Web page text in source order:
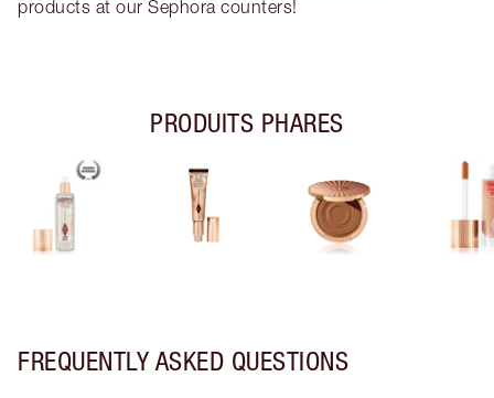
products at our Sephora counters!
PRODUITS PHARES
FREQUENTLY ASKED QUESTIONS